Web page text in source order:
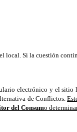
local. Si la cuestión
electrónico y el sitio
de Conflictos.
del Consumo